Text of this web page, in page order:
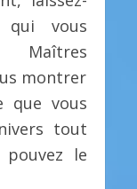
qui vous
Maîtres
montrer
que vous
tout
le